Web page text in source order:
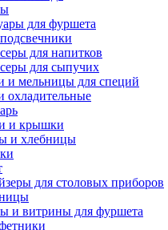
для фуршета
для напитков
для сыпучих
и мельницы для специй
охладительные
и крышки
и хлебницы
для столовых приборов
и витрины для фуршета